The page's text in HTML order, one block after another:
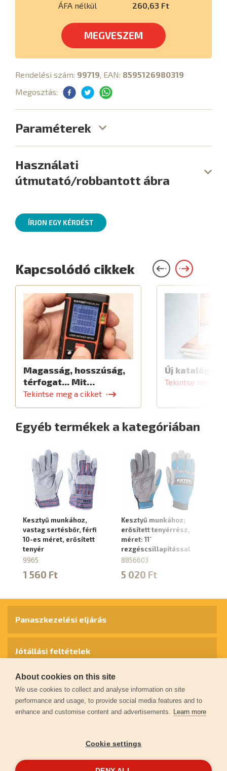
ÁFA nélkül 260,63 Ft
MEGVESZEM
Rendelési szám: 99719, EAN: 8595126980319
Megosztás:
Paraméterek
Használati
útmutató/robbantott ábra
ÍRJON EGY KÉRDÉST
Kapcsolódó cikkek
Magasság, hosszúság,
térfogat... Mit…
Tekintse meg a cikket
Új katalógus
Tekintse meg a
Egyéb termékek a kategóriában
Kesztyű munkához,
vastag sertésbőr, férfi
10-es méret, erősített
tenyér
9965
1 560 Ft
Kesztyű munkához;
erősített tenyérrész,
méret: 11`
rezgéscsillapítással
8856603
5 020 Ft
Panaszkezelési eljárás
Jótállási feltételek
Személyes adatok védelme
Kapcsolat
Garancia regisztráció
About cookies on this site
We use cookies to collect and analyse information on site
performance and usage, to provide social media features and to
enhance and customise content and advertisements. Learn more
Cookie settings